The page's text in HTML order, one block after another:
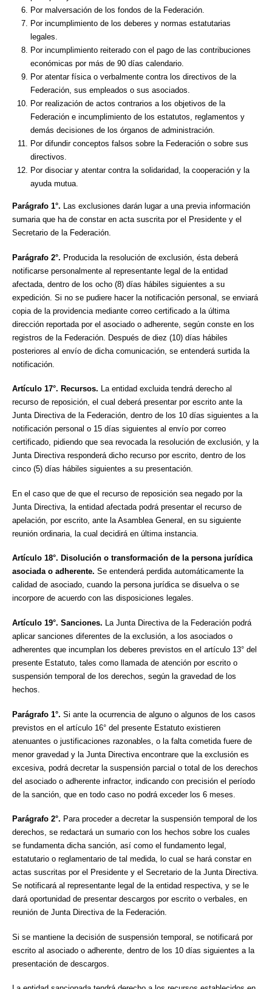
Por malversación de los fondos de la Federación.
Por incumplimiento de los deberes y normas estatutarias
legales.
Por incumplimiento reiterado con el pago de las contribuciones
económicas por más de 90 días calendario.
Por atentar física o verbalmente contra los directivos de la
Federación, sus empleados o sus asociados.
Por realización de actos contrarios a los objetivos de la
Federación e incumplimiento de los estatutos, reglamentos y
demás decisiones de los órganos de administración.
Por difundir conceptos falsos sobre la Federación o sobre sus
directivos.
Por disociar y atentar contra la solidaridad, la cooperación y la
ayuda mutua.
Parágrafo 1°. Las exclusiones darán lugar a una previa información
sumaria que ha de constar en acta suscrita por el Presidente y el
Secretario de la Federación.
Parágrafo 2°. Producida la resolución de exclusión, ésta deberá
notificarse personalmente al representante legal de la entidad
afectada, dentro de los ocho (8) días hábiles siguientes a su
expedición. Si no se pudiere hacer la notificación personal, se enviará
copia de la providencia mediante correo certificado a la última
dirección reportada por el asociado o adherente, según conste en los
registros de la Federación. Después de diez (10) días hábiles
posteriores al envío de dicha comunicación, se entenderá surtida la
notificación.
Artículo 17°. Recursos. La entidad excluida tendrá derecho al
recurso de reposición, el cual deberá presentar por escrito ante la
Junta Directiva de la Federación, dentro de los 10 días siguientes a la
notificación personal o 15 días siguientes al envío por correo
certificado, pidiendo que sea revocada la resolución de exclusión, y la
Junta Directiva responderá dicho recurso por escrito, dentro de los
cinco (5) días hábiles siguientes a su presentación.
En el caso que de que el recurso de reposición sea negado por la
Junta Directiva, la entidad afectada podrá presentar el recurso de
apelación, por escrito, ante la Asamblea General, en su siguiente
reunión ordinaria, la cual decidirá en última instancia.
Artículo 18°. Disolución o transformación de la persona jurídica
asociada o adherente. Se entenderá perdida automáticamente la
calidad de asociado, cuando la persona jurídica se disuelva o se
incorpore de acuerdo con las disposiciones legales.
Artículo 19°. Sanciones. La Junta Directiva de la Federación podrá
aplicar sanciones diferentes de la exclusión, a los asociados o
adherentes que incumplan los deberes previstos en el artículo 13° del
presente Estatuto, tales como llamada de atención por escrito o
suspensión temporal de los derechos, según la gravedad de los
hechos.
Parágrafo 1°. Si ante la ocurrencia de alguno o algunos de los casos
previstos en el artículo 16° del presente Estatuto existieren
atenuantes o justificaciones razonables, o la falta cometida fuere de
menor gravedad y la Junta Directiva encontrare que la exclusión es
excesiva, podrá decretar la suspensión parcial o total de los derechos
del asociado o adherente infractor, indicando con precisión el período
de la sanción, que en todo caso no podrá exceder los 6 meses.
Parágrafo 2°. Para proceder a decretar la suspensión temporal de los
derechos, se redactará un sumario con los hechos sobre los cuales
se fundamenta dicha sanción, así como el fundamento legal,
estatutario o reglamentario de tal medida, lo cual se hará constar en
actas suscritas por el Presidente y el Secretario de la Junta Directiva.
Se notificará al representante legal de la entidad respectiva, y se le
dará oportunidad de presentar descargos por escrito o verbales, en
reunión de Junta Directiva de la Federación.
Si se mantiene la decisión de suspensión temporal, se notificará por
escrito al asociado o adherente, dentro de los 10 días siguientes a la
presentación de descargos.